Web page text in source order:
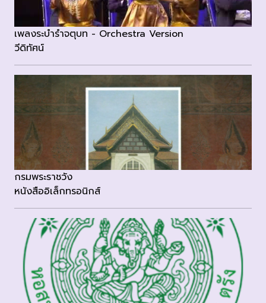
เพลงระบำรำจตุบท - Orchestra Version
วีดิทัศน์
กรมพระราชวัง
หนังสืออิเล็กทรอนิกส์